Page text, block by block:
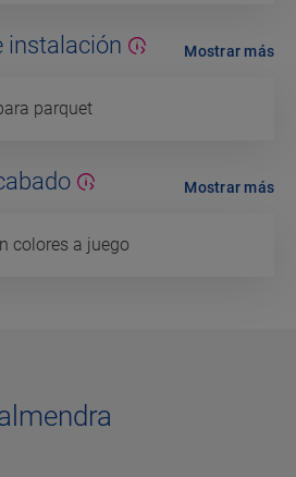
instalación
parquet
Mostrar más
colores a juego
Mostrar más